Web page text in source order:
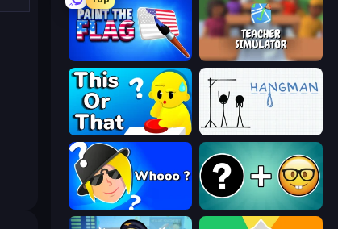
Paint the Flag Teacher Simulator
ToT or Trivia Hangman
Whooo?